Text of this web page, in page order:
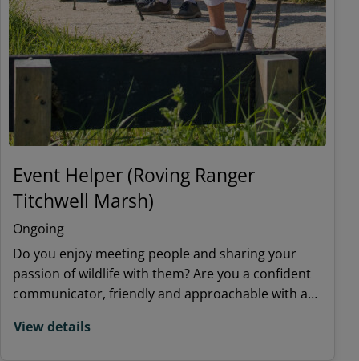
Event Helper (Roving Ranger
Titchwell Marsh)
Ongoing
Do you enjoy meeting people and sharing your
passion of wildlife with them? Are you a confident
communicator, friendly and approachable with a
birds? Do you want a volunteer role that offers
View details